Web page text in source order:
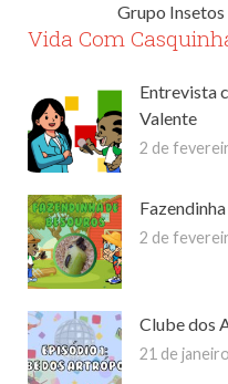
Grupo Insetos
Vida Com
Entrevista
Valente
2 de
2 de
Clube dos
21 de